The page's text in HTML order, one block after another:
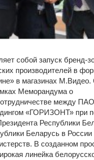
собой запуск бренд-
производителей в
в магазинах
Меморандума о
между ПАО
«ГОРИЗОНТ» при
Республики
Беларусь в России
В созданном
линейка